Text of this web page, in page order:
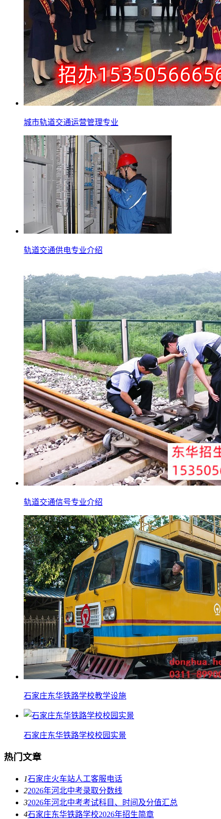
城市轨道交通运营管理专业
轨道交通供电专业介绍
轨道交通信号专业介绍
石家庄东华铁路学校教学设施
石家庄东华铁路学校校园实景
热门文章
1石家庄火车站人工客服电话
22026年河北中考录取分数线
32026年河北中考考试科目、时间及分值汇总
4石家庄东华铁路学校2026年招生简章